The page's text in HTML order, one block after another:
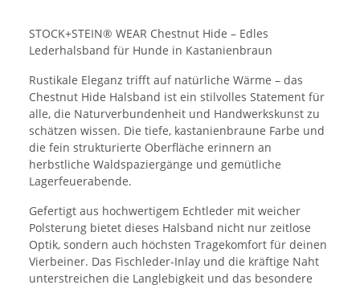
STOCK+STEIN® WEAR Chestnut Hide – Edles
Lederhalsband für Hunde in Kastanienbraun
Rustikale Eleganz trifft auf natürliche Wärme – das
Chestnut Hide Halsband ist ein stilvolles Statement für
alle, die Naturverbundenheit und Handwerkskunst zu
schätzen wissen. Die tiefe, kastanienbraune Farbe und
die fein strukturierte Oberfläche erinnern an
herbstliche Waldspaziergänge und gemütliche
Lagerfeuerabende.
Gefertigt aus hochwertigem Echtleder mit weicher
Polsterung bietet dieses Halsband nicht nur zeitlose
Optik, sondern auch höchsten Tragekomfort für deinen
Vierbeiner. Das Fischleder-Inlay und die kräftige Naht
unterstreichen die Langlebigkeit und das besondere